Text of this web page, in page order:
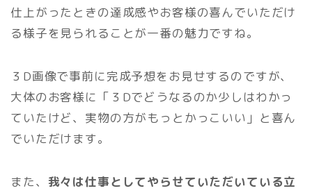
仕上がったときの達成感やお客様の喜んでいただけ
る様子を見られることが一番の魅力ですね。
３D画像で事前に完成予想をお見せするのですが、
大体のお客様に「３Dでどうなるのか少しはわかっ
ていたけど、実物の方がもっとかっこいい」と喜ん
でいただけます。
また、 我々は仕事としてやらせていただいている立